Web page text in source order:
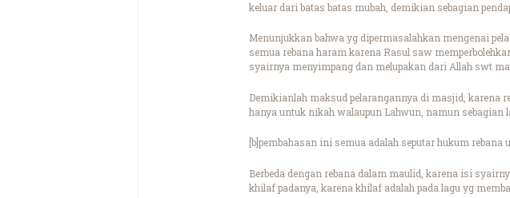
keluar dari batas batas mubah, demikian sebagian
Menunjukkan bahwa yg dipermasalahkan mengenai
semua rebana haram karena Rasul saw
syairnya menyimpang dan melupakan dari Allah swt
Demikianlah maksud pelarangannya di masjid, karena
hanya untuk nikah walaupun Lahwun, namun
[b]pembahasan ini semua adalah seputar hukum
Berbeda dengan rebana dalam maulid, karena isi
khilaf padanya, karena khilaf adalah pada lagu yg